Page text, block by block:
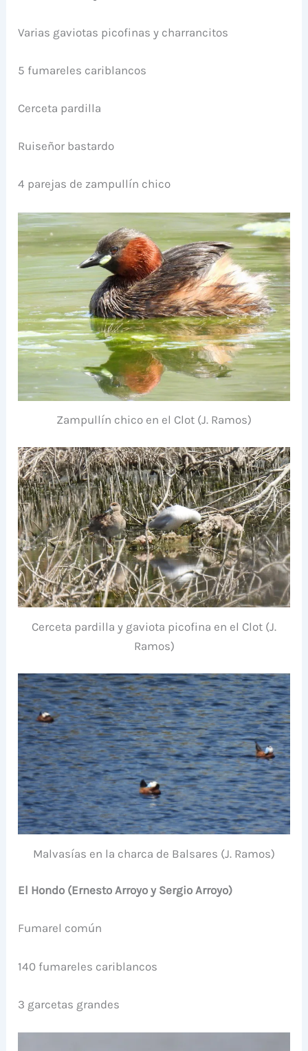
Varias gaviotas picofinas y charrancitos
5 fumareles cariblancos
Cerceta pardilla
Ruiseñor bastardo
4 parejas de zampullín chico
Zampullín chico en el Clot (J. Ramos)
Cerceta pardilla y gaviota picofina en el Clot (J.
Ramos)
Malvasías en la charca de Balsares (J. Ramos)
El Hondo (Ernesto Arroyo y Sergio Arroyo)
Fumarel común
140 fumareles cariblancos
3 garcetas grandes